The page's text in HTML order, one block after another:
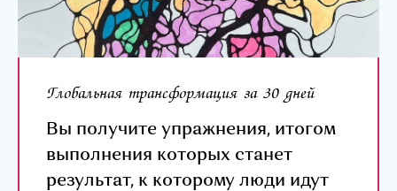
Глобальная трансформация за 30 дней
Вы получите упражнения, итогом
выполнения которых станет
результат, к которому люди идут